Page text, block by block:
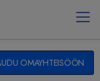
OMAYHTEISÖÖN